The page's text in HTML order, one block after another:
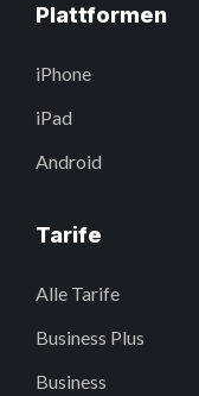
Plattformen
iPhone
iPad
Android
Tarife
Alle Tarife
Business Plus
Business